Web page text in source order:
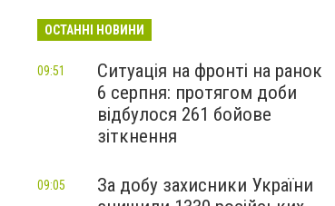
ОСТАННІ НОВИНИ
Ситуація на фронті на ранок
6 серпня: протягом доби
відбулося 261 бойове
зіткнення
09:51
За добу захисники України
09:05